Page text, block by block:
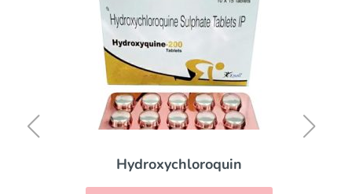
Hydroxychloroquin